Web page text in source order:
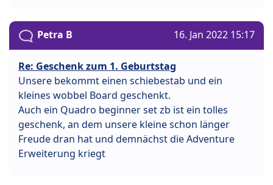
Petra B 16. Jan 2022 15:17
Re: Geschenk zum 1. Geburtstag
Unsere bekommt einen schiebestab und ein
kleines wobbel Board geschenkt.
Auch ein Quadro beginner set zb ist ein tolles
geschenk, an dem unsere kleine schon länger
Freude dran hat und demnächst die Adventure
Erweiterung kriegt